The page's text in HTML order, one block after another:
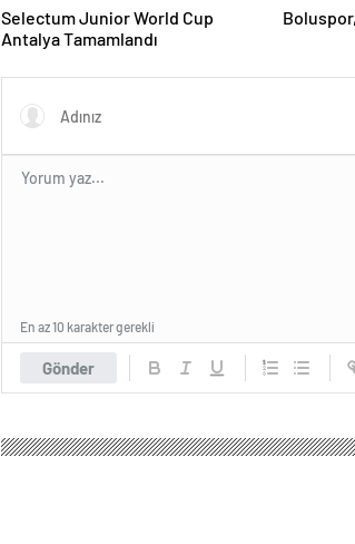
Selectum Junior World Cup
Antalya Tamamlandı
Gönder
En az 10 karakter gerekli